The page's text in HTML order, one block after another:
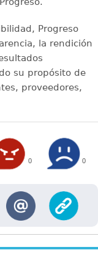
Progreso
la rendición
su propósito de
proveedores,
0 0